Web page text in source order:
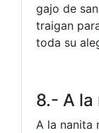
gajo de
traigan
toda su
8.- A la
A la nanita